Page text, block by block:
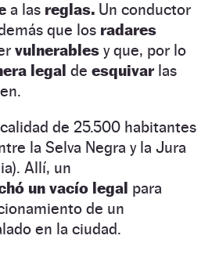
a las reglas. Un conductor
que los radares
vulnerables y que, por lo
legal de esquivar las
de 25.500 habitantes
la Selva Negra y la Jura
Allí, un
un vacío legal para
de un
en la ciudad.